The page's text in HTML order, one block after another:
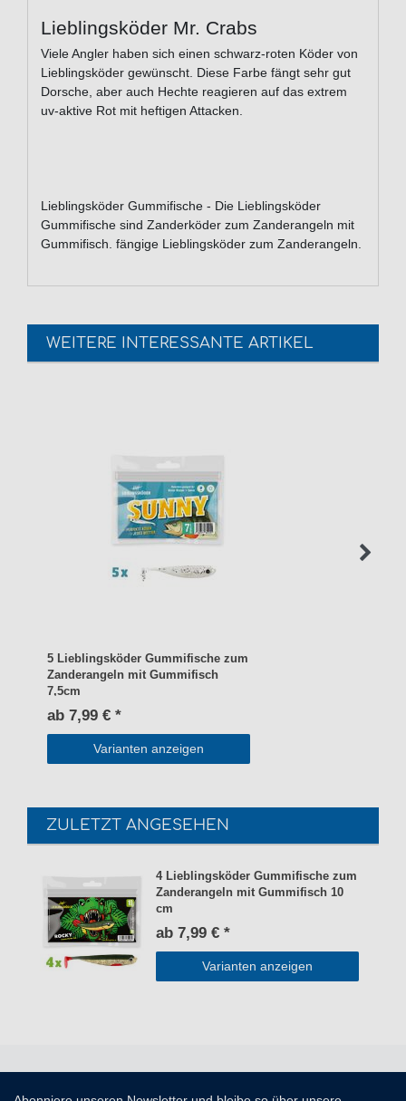
Lieblingsköder Mr. Crabs
Viele Angler haben sich einen schwarz-roten Köder von
Lieblingsköder gewünscht. Diese Farbe fängt sehr gut
Dorsche, aber auch Hechte reagieren auf das extrem
uv-aktive Rot mit heftigen Attacken.
Lieblingsköder Gummifische - Die Lieblingsköder
Gummifische sind Zanderköder zum Zanderangeln mit
Gummifisch. fängige Lieblingsköder zum Zanderangeln.
WEITERE INTERESSANTE ARTIKEL
5 Lieblingsköder Gummifische zum
Zanderangeln mit Gummifisch
7,5cm
ab 7,99 € *
Varianten anzeigen
ZULETZT ANGESEHEN
4 Lieblingsköder Gummifische zum
Zanderangeln mit Gummifisch 10
cm
ab 7,99 € *
Varianten anzeigen